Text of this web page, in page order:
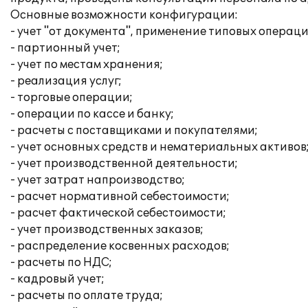
Основные возможности конфигурации:
- учет "от документа", применение типовых
- партионный учет;
- учет по местам хранения;
- реализация услуг;
- торговые операции;
- операции по кассе и банку;
- расчеты с поставщиками и покупателями;
- учет основных средств и нематериальных
- учет производственной деятельности;
- учет затрат напроизводство;
- расчет нормативной себестоимости;
- расчет фактической себестоимости;
- учет производственных заказов;
- распределение косвенных расходов;
- расчеты по НДС;
- кадровый учет;
- расчеты по оплате труда;